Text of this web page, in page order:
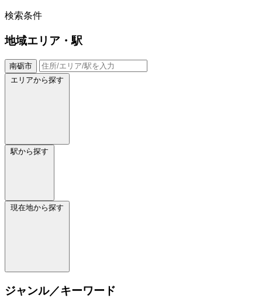
検索条件
地域エリア・駅
南砺市
エリアから探す
駅から探す
現在地から探す
ジャンル／キーワード